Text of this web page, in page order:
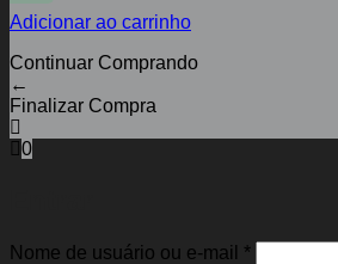
Adicionar ao carrinho
Continuar Comprando
←
Finalizar Compra
0
Nome de usuário ou e-mail *Obrigatório